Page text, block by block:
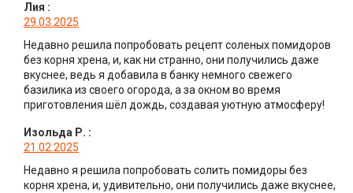
Лия :
29.03.2025
Недавно решила попробовать рецепт соленых помидоров
без корня хрена, и, как ни странно, они получились даже
вкуснее, ведь я добавила в банку немного свежего
базилика из своего огорода, а за окном во время
приготовления шёл дождь, создавая уютную атмосферу!
Изольда Р. :
21.02.2025
Недавно я решила попробовать солить помидоры без
корня хрена, и, удивительно, они получились даже вкуснее,